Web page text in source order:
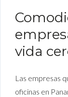
vida
Las empresas
oficinas en